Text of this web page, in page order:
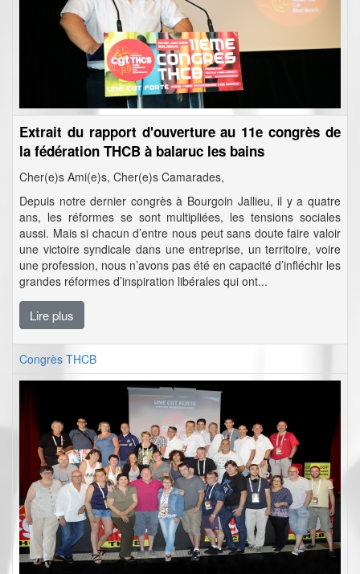
Extrait du rapport d'ouverture au 11e congrès de
la fédération THCB à balaruc les bains
Cher(e)s Ami(e)s, Cher(e)s Camarades,
Depuis notre dernier congrès à Bourgoin Jallieu, il y a quatre
ans, les réformes se sont multipliées, les tensions sociales
aussi. Mais si chacun d’entre nous peut sans doute faire valoir
une victoire syndicale dans une entreprise, un territoire, voire
une profession, nous n’avons pas été en capacité d’infléchir les
grandes réformes d’inspiration libérales qui ont...
Lire plus
Congrès THCB